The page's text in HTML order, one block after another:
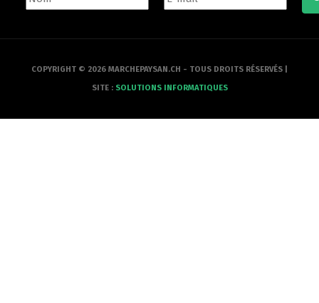
COPYRIGHT © 2026 MARCHEPAYSAN.CH - TOUS DROITS RÉSERVÉS |
SITE : SOLUTIONS INFORMATIQUES